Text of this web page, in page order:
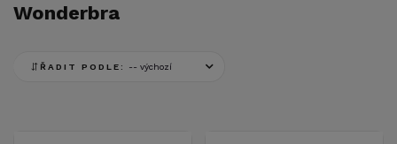
Wonderbra
ŘADIT PODLE: